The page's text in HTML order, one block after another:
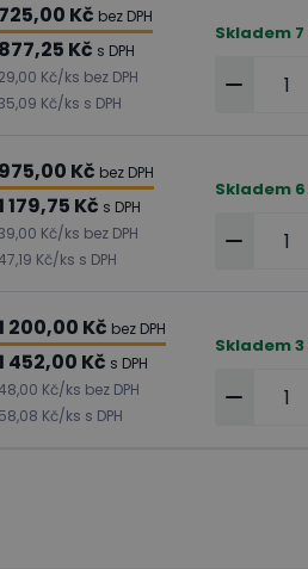
725,00 Kč bez DPH
877,25 Kč s DPH
29,00 Kč/ks bez DPH
Kč/ks s DPH
Skladem 7
975,00 Kč bez DPH
179,75 Kč s DPH
Kč/ks bez DPH
Kč/ks s DPH
Skladem 6
200,00 Kč bez DPH
452,00 Kč s DPH
Kč/ks bez DPH
58,08 Kč/ks s DPH
Skladem3